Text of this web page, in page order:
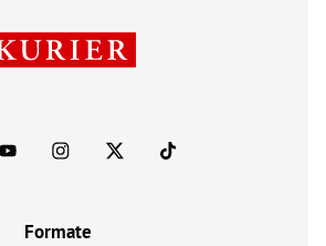
Formate